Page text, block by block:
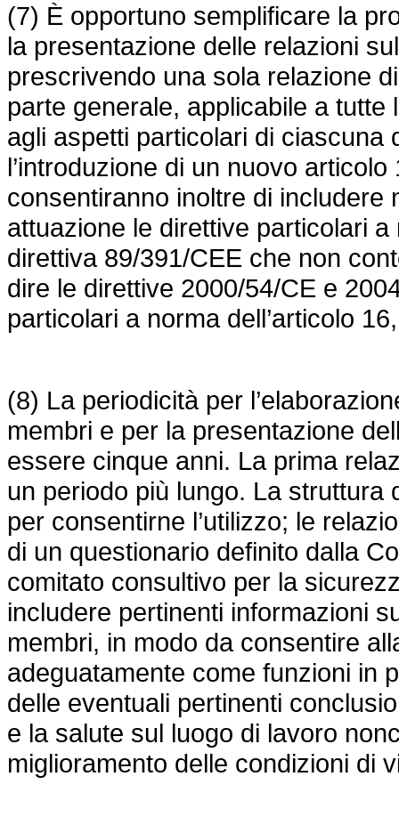
(7) È opportuno semplificare la
la presentazione delle relazioni
prescrivendo una sola relazione
parte generale, applicabile a
agli aspetti particolari di ciascuna
l’introduzione di un nuovo
consentiranno inoltre di includere
attuazione le direttive particolari
direttiva 89/391/CEE che non
dire le direttive 2000/54/CE e
particolari a norma dell’articolo
(8) La periodicità per
membri e per la presentazione
essere cinque anni. La prima
un periodo più lungo. La
per consentirne l’utilizzo; le
di un questionario definito dalla
comitato consultivo per la
includere pertinenti informazioni
membri, in modo da consentire
adeguatamente come funzioni in
delle eventuali pertinenti
e la salute sul luogo di lavoro
miglioramento delle condizioni di